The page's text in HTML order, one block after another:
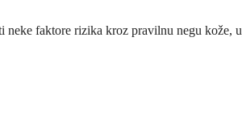
faktore rizika kroz pravilnu negu kože,